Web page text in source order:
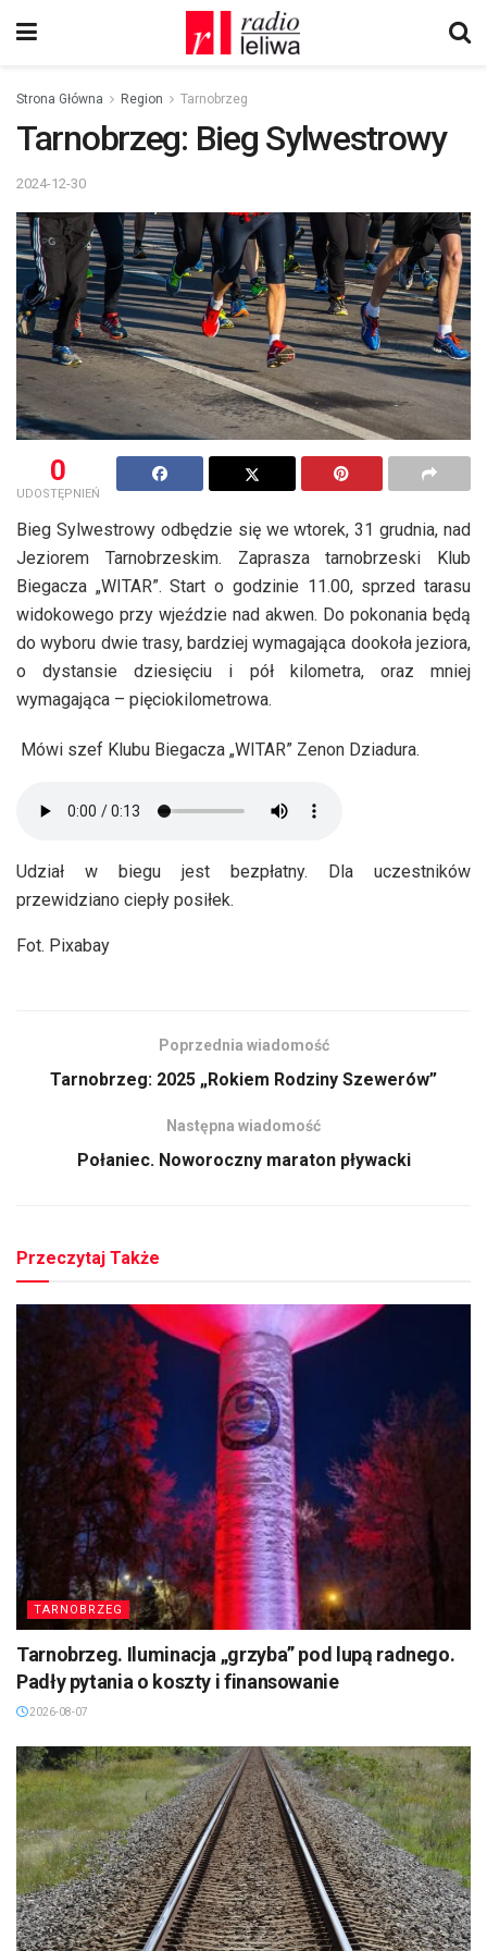
Strona Główna Region Tarnobrzeg
Tarnobrzeg: Bieg Sylwestrowy
2024-12-30
0
UDOSTĘPNIEŃ
Bieg Sylwestrowy odbędzie się we wtorek, 31 grudnia, nad
Jeziorem Tarnobrzeskim. Zaprasza tarnobrzeski Klub
Biegacza „WITAR”. Start o godzinie 11.00, sprzed tarasu
widokowego przy wjeździe nad akwen. Do pokonania będą
do wyboru dwie trasy, bardziej wymagająca dookoła jeziora,
o dystansie dziesięciu i pół kilometra, oraz mniej
wymagająca – pięciokilometrowa.
Mówi szef Klubu Biegacza „WITAR” Zenon Dziadura.
Udział w biegu jest bezpłatny. Dla uczestników
przewidziano ciepły posiłek.
Fot. Pixabay
Poprzednia wiadomość
Tarnobrzeg: 2025 „Rokiem Rodziny Szewerów”
Następna wiadomość
Połaniec. Noworoczny maraton pływacki
Przeczytaj Także
TARNOBRZEG
Tarnobrzeg. Iluminacja „grzyba” pod lupą radnego.
Padły pytania o koszty i finansowanie
2026-08-07